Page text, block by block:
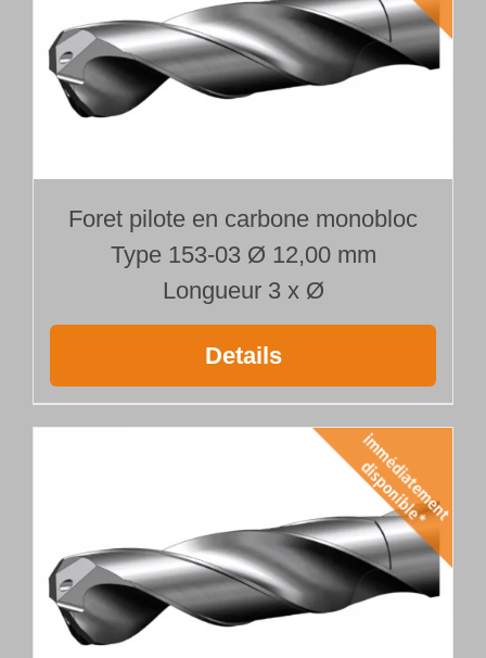
Foret pilote en carbone monobloc
Type 153-03 Ø 12,00 mm
Longueur 3 x Ø
Details